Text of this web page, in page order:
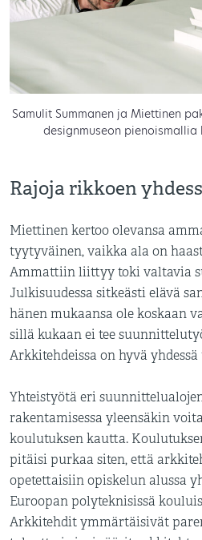
Samulit Summanen ja Miettinen
designmuseon pienoismallia
Rajoja rikkoen
Miettinen kertoo olevansa
tyytyväinen, vaikka ala on
Ammattiin liittyy toki valtavia
Julkisuudessa sitkeästi elävä
hänen mukaansa ole koskaan
sillä kukaan ei tee
Arkkitehdeissa on hyvä
Yhteistyötä eri
rakentamisessa yleensäkin
koulutuksen kautta.
pitäisi purkaa siten, että
opetettaisiin opiskelun alussa
Euroopan polyteknisissä
Arkkitehdit ymmärtäisivät